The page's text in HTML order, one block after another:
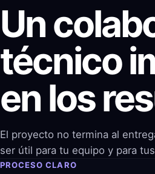
Un
técnico
en los
El proyecto no termina al
ser útil para tu equipo y para
PROCESO CLARO